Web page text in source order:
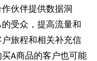
伙伴提供数据洞
受众，提高流量和
旅程和相关补充信
A商品的客户也可能